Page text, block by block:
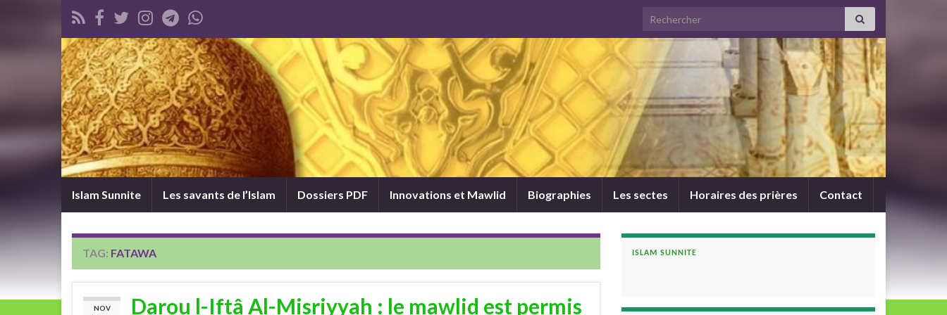
Search for:
Islam Sunnite Les savants de l’Islam Dossiers PDF Innovations et Mawlid Biographies Les sectes Horaires des prières Contact
TAG: FATAWA
NOV Darou l-Iftâ Al-Misriyyah : le mawlid est permis
ISLAM SUNNITE